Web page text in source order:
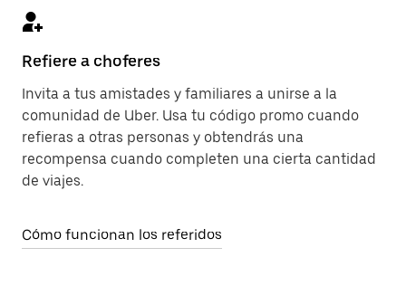
Refiere a choferes
Invita a tus amistades y familiares a unirse a la
comunidad de Uber. Usa tu código promo cuando
refieras a otras personas y obtendrás una
recompensa cuando completen una cierta cantidad
de viajes.
Cómo funcionan los referidos